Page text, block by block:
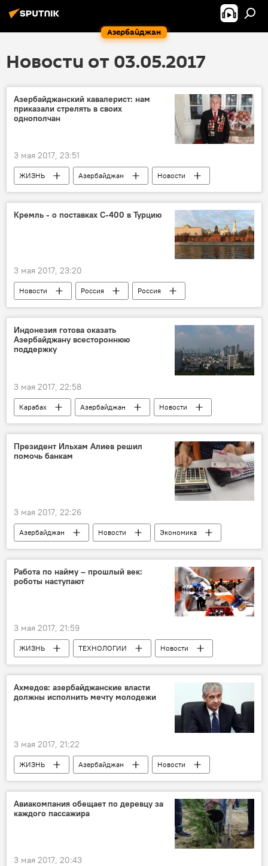
Азербайджан
Новости от 03.05.2017
Азербайджанский кавалерист: нам
приказали стрелять в своих
однополчан
3 мая 2017, 23:51
ЖИЗНЬ Азербайджан
Новости
Гянджа
Тофиг Гусейнов
Великая Отечественная война
фашизм
Кремль - о поставках С-400 в Турцию
3 мая 2017, 23:20
Новости Россия
Россия
Турция
Реджеп Тайип Эрдоган
Владимир Путин
Дмитрий Песков
С-400
Индонезия готова оказать
Азербайджану всестороннюю
поддержку
3 мая 2017, 22:58
Карабах Азербайджан
Новости
Экономика
Джакарта
Хуснан Бей Фанани
Инвестиции
Президент Ильхам Алиев решил
помочь банкам
3 мая 2017, 22:26
Азербайджан Новости
Экономика
Ильхам Алиев
указ
Работа по найму – прошлый век:
роботы наступают
3 мая 2017, 21:59
ЖИЗНЬ ТЕХНОЛОГИИ
Новости
Новости мира
Германия
Герлинд Висскирхен
Выставка
Тенденции
Трудовое право
Ахмедов: азербайджанские власти
должны исполнить мечту молодежи
3 мая 2017, 21:22
ЖИЗНЬ Азербайджан
Новости
Али Ахмедов
конкурс "Лучшая презентация"
молодежь
потенциал
Авиакомпания обещает по деревцу за
каждого пассажира
3 мая 2017, 20:43